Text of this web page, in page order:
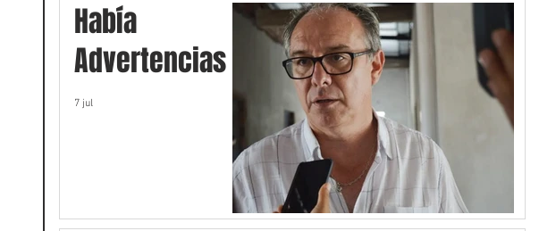
Había
Advertencias
7 jul